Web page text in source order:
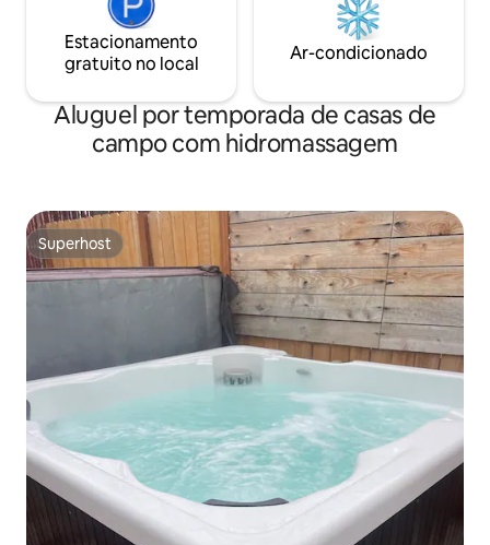
Estacionamento
gratuito no local
Ar-condicionado
Aluguel por temporada de casas de
campo com hidromassagem
Superhost
Superhost